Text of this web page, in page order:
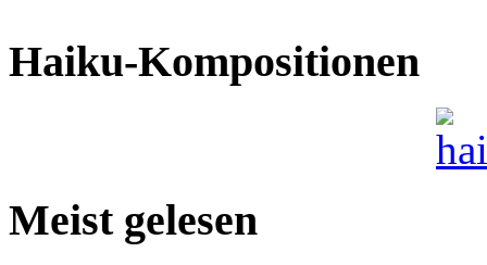
Haiku-Kompositionen
Meist gelesen